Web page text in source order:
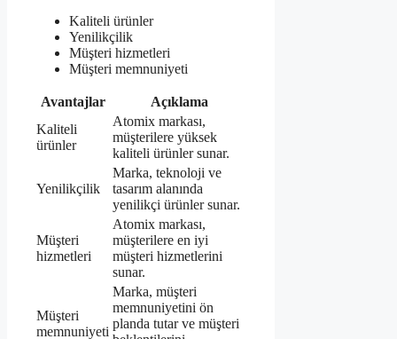
Kaliteli ürünler
Yenilikçilik
Müşteri hizmetleri
Müşteri memnuniyeti
Avantajlar
Açıklama
Kaliteli
ürünler
Atomix markası,
müşterilere yüksek
kaliteli ürünler sunar.
Yenilikçilik
Marka, teknoloji ve
tasarım alanında
yenilikçi ürünler sunar.
Müşteri
hizmetleri
Atomix markası,
müşterilere en iyi
müşteri hizmetlerini
sunar.
Müşteri
memnuniyeti
Marka, müşteri
memnuniyetini ön
planda tutar ve müşteri